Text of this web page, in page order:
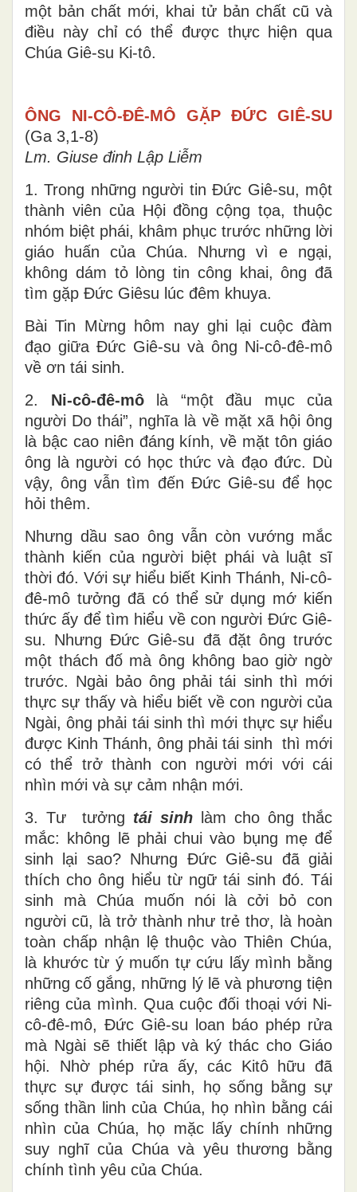
một bản chất mới, khai tử bản chất cũ và
điều này chỉ có thể được thực hiện qua
Chúa Giê-su Ki-tô.
ÔNG NI-CÔ-ĐÊ-MÔ GẶP ĐỨC GIÊ-SU
(Ga 3,1-8)
Lm. Giuse đinh Lập Liễm
1. Trong những người tin Đức Giê-su, một
thành viên của Hội đồng cộng tọa, thuộc
nhóm biệt phái, khâm phục trước những lời
giáo huấn của Chúa. Nhưng vì e ngại,
không dám tỏ lòng tin công khai, ông đã
tìm gặp Đức Giêsu lúc đêm khuya.
Bài Tin Mừng hôm nay ghi lại cuộc đàm
đạo giữa Đức Giê-su và ông Ni-cô-đê-mô
về ơn tái sinh.
2. Ni-cô-đê-môlà “một đầu mục của
người Do thái”, nghĩa là về mặt xã hội ông
là bậc cao niên đáng kính, về mặt tôn giáo
ông là người có học thức và đạo đức. Dù
vậy, ông vẫn tìm đến Đức Giê-su để học
hỏi thêm.
Nhưng dầu sao ông vẫn còn vướng mắc
thành kiến của người biệt phái và luật sĩ
thời đó. Với sự hiểu biết Kinh Thánh, Ni-cô-
đê-mô tưởng đã có thể sử dụng mớ kiến
thức ấy để tìm hiểu về con người Đức Giê-
su. Nhưng Đức Giê-su đã đặt ông trước
một thách đố mà ông không bao giờ ngờ
trước. Ngài bảo ông phải tái sinh thì mới
thực sự thấy và hiểu biết về con người của
Ngài, ông phải tái sinh thì mới thực sự hiểu
được Kinh Thánh, ông phải tái sinh thì mới
có thể trở thành con người mới với cái
nhìn mới và sự cảm nhận mới.
3. Tư tưởng tái sinh làm cho ông thắc
mắc: không lẽ phải chui vào bụng mẹ để
sinh lại sao? Nhưng Đức Giê-su đã giải
thích cho ông hiểu từ ngữ tái sinh đó. Tái
sinh mà Chúa muốn nói là cởi bỏ con
người cũ, là trở thành như trẻ thơ, là hoàn
toàn chấp nhận lệ thuộc vào Thiên Chúa,
là khước từ ý muốn tự cứu lấy mình bằng
những cố gắng, những lý lẽ và phương tiện
riêng của mình. Qua cuộc đối thoại với Ni-
cô-đê-mô, Đức Giê-su loan báo phép rửa
mà Ngài sẽ thiết lập và ký thác cho Giáo
hội. Nhờ phép rửa ấy, các Kitô hữu đã
thực sự được tái sinh, họ sống bằng sự
sống thần linh của Chúa, họ nhìn bằng cái
nhìn của Chúa, họ mặc lấy chính những
suy nghĩ của Chúa và yêu thương bằng
chính tình yêu của Chúa.